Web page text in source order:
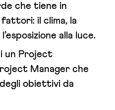
che tiene in
il clima, la
alla luce.
un Project
Manager che
obiettivi da